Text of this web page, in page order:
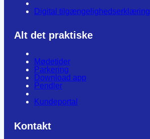
Digital tilgængelighedserklæring
Alt det praktiske
Mødetider
Parkering
Download app
Pendler
Kundeportal
Kontakt